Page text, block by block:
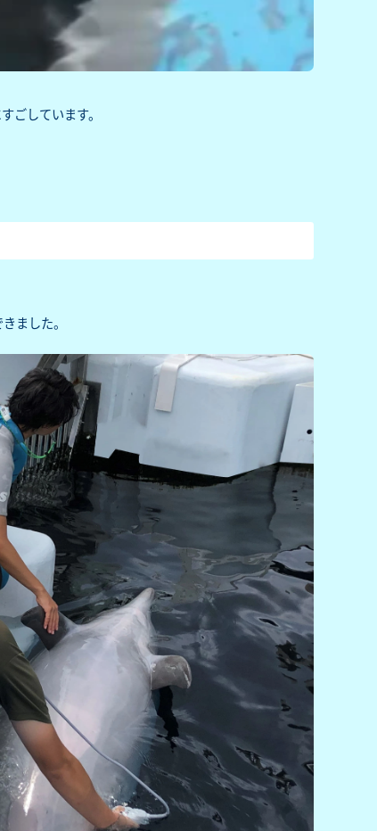
ごしています。
ました。